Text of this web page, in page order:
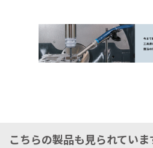
こちらの製品も見られていま